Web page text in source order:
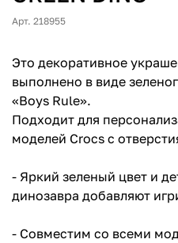
Арт. 218955
Это декоративное
выполнено в виде
«Boys Rule».
Подходит для
моделей Crocs с
- Яркий зеленый цвет и
динозавра добавляют
- Совместим со всеми